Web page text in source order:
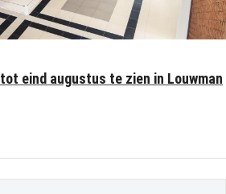
eind augustus te zien in Louwman